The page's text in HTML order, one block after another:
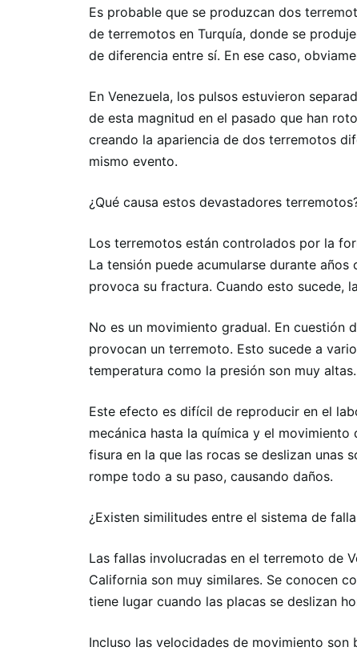
Es probable que se produzcan dos
de terremotos en Turquía, donde se
de diferencia entre sí. En ese caso,
En Venezuela, los pulsos estuvieron
de esta magnitud en el pasado que han
creando la apariencia de dos terremotos
mismo evento.
¿Qué causa estos devastadores
Los terremotos están controlados por la
La tensión puede acumularse durante
provoca su fractura. Cuando esto sucede,
No es un movimiento gradual. En cuestión
provocan un terremoto. Esto sucede a
temperatura como la presión son muy altas.
Este efecto es difícil de reproducir en el
mecánica hasta la química y el
fisura en la que las rocas se deslizan unas
rompe todo a su paso, causando daños.
¿Existen similitudes entre el sistema de
Las fallas involucradas en el terremoto de
California son muy similares. Se conocen
tiene lugar cuando las placas se deslizan
Incluso las velocidades de movimiento son